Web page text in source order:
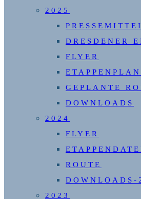
2025
DRESDENER
FLYER
ETAPPENPLAN
GEPLANTE
DOWNLOADS
2024
FLYER
ROUTE
DOWNLOADS-
2023